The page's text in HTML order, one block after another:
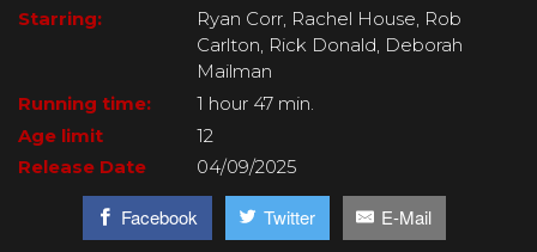
Starring:
Ryan Corr, Rachel House, Rob
Carlton, Rick Donald, Deborah
Mailman
Running time:
1 hour 47 min.
Age limit
12
Release Date
04/09/2025
Facebook Twitter E-Mail